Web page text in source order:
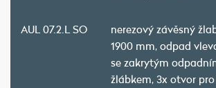
AUL 07.2.L SO
nerezový závěsný
1900 mm, odpad
se zakrytým
žlábkem, 3x otvor pro